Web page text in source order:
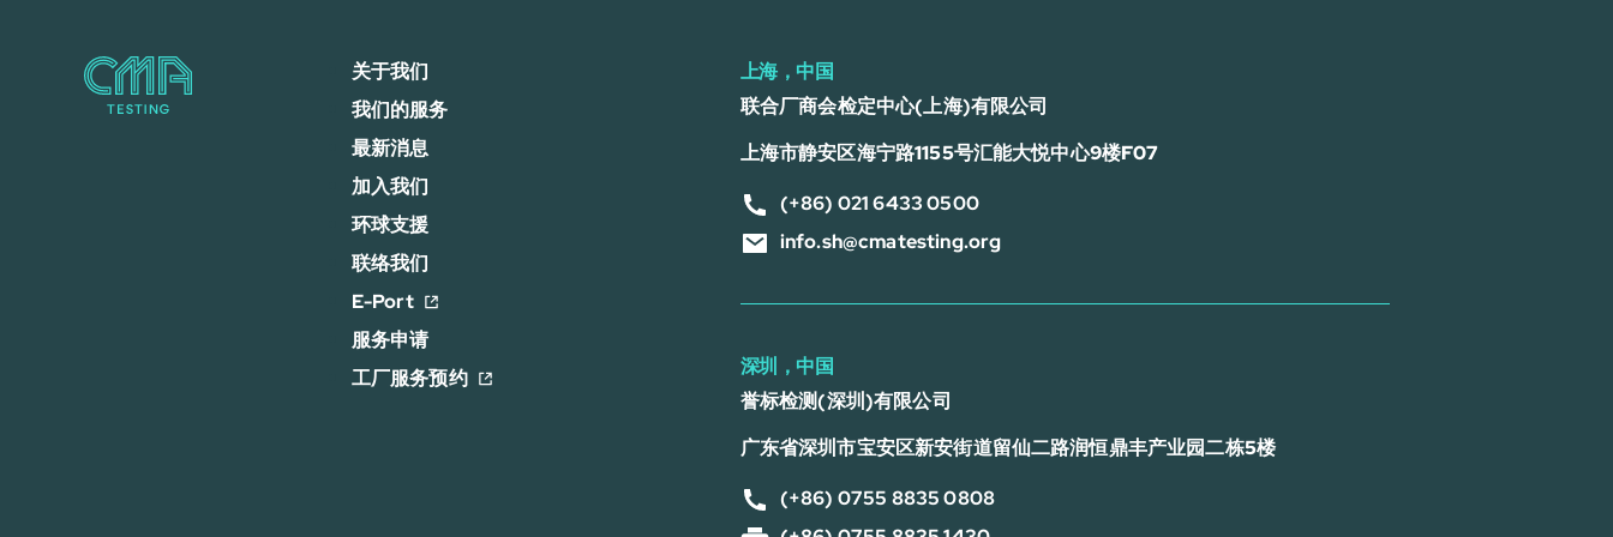
关于我们
我们的服务
最新消息
加入我们
环球支援
联络我们
E-Port
服务申请
工厂服务预约
上海，中国
联合厂商会检定中心(上海)有限公司
上海市静安区海宁路1155号汇能大悦中心9楼F07
(+86) 021 6433 0500
info.sh@cmatesting.org
深圳，中国
誉标检测(深圳)有限公司
广东省深圳市宝安区新安街道留仙二路润恒鼎丰产业园二栋5楼
(+86) 0755 8835 0808